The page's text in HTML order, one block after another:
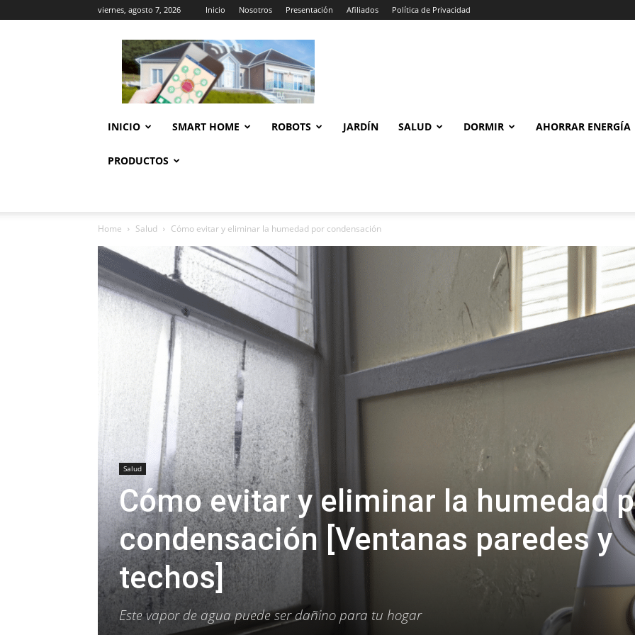
viernes, agosto 7, 2026 Inicio Nosotros Presentación Afiliados Política de Privacidad
Casa
Inteligente
Wifi
INICIO SMART HOME ROBOTS JARDÍN SALUD DORMIR AHORRAR ENERGÍA
PRODUCTOS
Home Salud Cómo evitar y eliminar la humedad por condensación
Salud
Cómo evitar y eliminar la humedad
condensación [Ventanas paredes y
techos]
Este vapor de agua puede ser dañino para tu hogar